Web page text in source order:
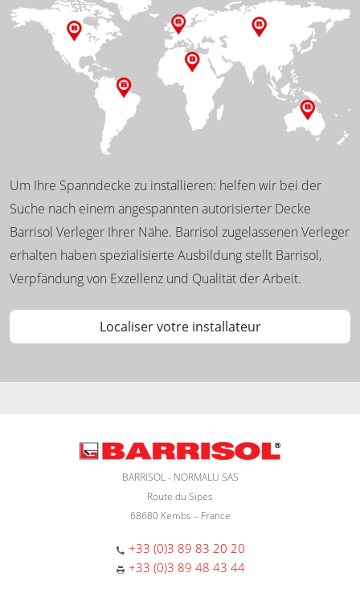
Um Ihre Spanndecke zu installieren: helfen wir bei der
Suche nach einem angespannten autorisierter Decke
Barrisol Verleger Ihrer Nähe. Barrisol zugelassenen Verleger
erhalten haben spezialisierte Ausbildung stellt Barrisol,
Verpfändung von Exzellenz und Qualität der Arbeit.
Localiser votre installateur
BARRISOL - NORMALU SAS
Route du Sipes
68680 Kembs – France
+33 (0)3 89 83 20 20
+33 (0)3 89 48 43 44